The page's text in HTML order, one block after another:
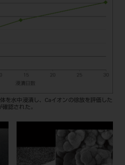
を水中浸漬し、Caイオンの徐放を評価した
認された。